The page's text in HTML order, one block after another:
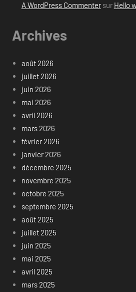
A WordPress Commentersur Hello
Archives
août 2026
juillet 2026
juin 2026
mai 2026
avril 2026
mars 2026
février 2026
janvier 2026
décembre 2025
novembre 2025
octobre 2025
septembre 2025
août 2025
juillet 2025
juin 2025
mai 2025
avril 2025
mars 2025